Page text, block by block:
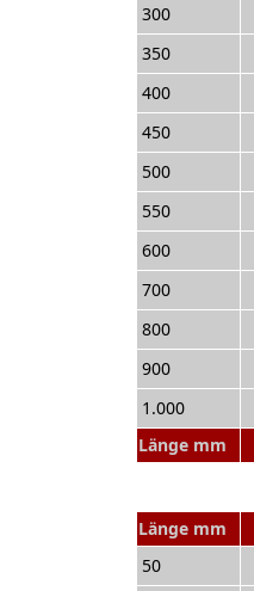
Länge mm
300
350
400
450
500
550
600
700
800
900
1.000
Länge mm
50